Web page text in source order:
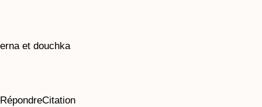
erna et douchka
RépondreCitation